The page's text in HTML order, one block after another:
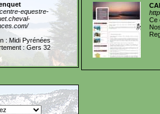
equestre-
: Midi Pyrénées
: Gers 32
Ce